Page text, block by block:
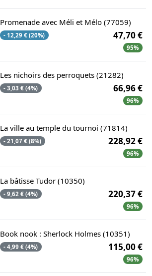
Promenade avec Méli et Mélo (77059)
- 12,29 € (20%) 47,70 €
95%
Les nichoirs des perroquets (21282)
- 3,03 € (4%) 66,96 €
96%
La ville au temple du tournoi (71814)
- 21,07 € (8%) 228,92 €
96%
La bâtisse Tudor (10350)
- 9,62 € (4%) 220,37 €
96%
Book nook : Sherlock Holmes (10351)
- 4,99 € (4%) 115,00 €
96%